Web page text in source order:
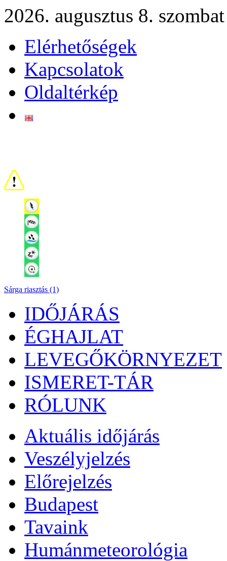
2026. augusztus 8. szombat
Elérhetőségek
Kapcsolatok
Oldaltérkép
Sárga riasztás (1)
IDŐJÁRÁS
ÉGHAJLAT
LEVEGŐKÖRNYEZET
ISMERET-TÁR
RÓLUNK
Aktuális időjárás
Veszélyjelzés
Előrejelzés
Budapest
Tavaink
Humánmeteorológia